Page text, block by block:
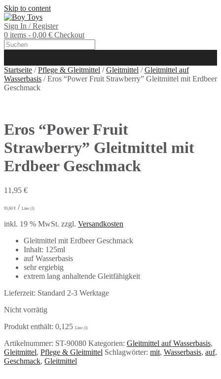
Skip to content
Sign In / Register
0 items - 0,00 € Checkout
Startseite /Pflege & Gleitmittel /Gleitmittel /Gleitmittel auf
Wasserbasis / Eros “Power Fruit Strawberry” Gleitmittel mit Erdbeer
Geschmack
Eros “Power Fruit
Strawberry” Gleitmittel mit
Erdbeer Geschmack
11,95 €
95,60 € / Liter (l)
inkl. 19 % MwSt. zzgl. Versandkosten
Gleitmittel mit Erdbeer Geschmack
Inhalt: 125ml
auf Wasserbasis
sehr ergiebig
extrem lang anhaltende Gleitfähigkeit
Lieferzeit: Standard 2-3 Werktage
Nicht vorrätig
Produkt enthält: 0,125 Liter (l)
Artikelnummer: ST-90080 Kategorien: Gleitmittel auf Wasserbasis,
Gleitmittel, Pflege & Gleitmittel Schlagwörter: mit, Wasserbasis, auf,
Geschmack, Gleitmittel